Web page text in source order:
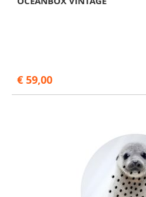
€ 59,00